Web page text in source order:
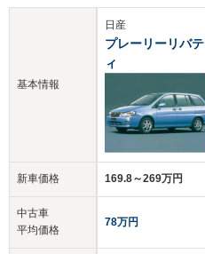
基本情報
新車価格
中古車
平均価格
日産
プレーリーリバテ
ィ
169.8～269万円
78万円